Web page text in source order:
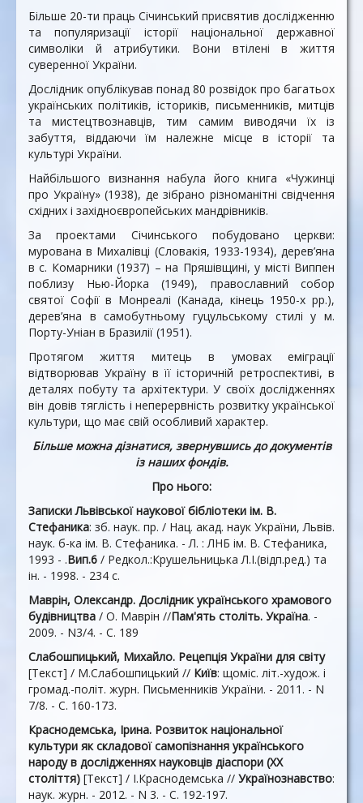
Більше 20-ти праць Січинський присвятив дослідженню
та популяризації історії національної державної
символіки й атрибутики. Вони втілені в життя
суверенної України.
Дослідник опублікував понад 80 розвідок про багатьох
українських політиків, істориків, письменників, митців
та мистецтвознавців, тим самим виводячи їх із
забуття, віддаючи їм належне місце в історії та
культурі України.
Найбільшого визнання набула його книга «Чужинці
про Україну» (1938), де зібрано різноманітні свідчення
східних і західноєвропейських мандрівників.
За проектами Січинського побудовано церкви:
мурована в Михалівці (Словакія, 1933-1934), дерев’яна
в с. Комарники (1937) – на Пряшівщині, у місті Виппен
поблизу Нью-Йорка (1949), православний собор
святої Софії в Монреалі (Канада, кінець 1950-х рр.),
дерев’яна в самобутньому гуцульському стилі у м.
Порту-Уніан в Бразилії (1951).
Протягом життя митець в умовах еміграції
відтворював Україну в її історичній ретроспективі, в
деталях побуту та архітектури. У своїх дослідженнях
він довів тяглість і неперервність розвитку української
культури, що має свій особливий характер.
Більше можна дізнатися, звернувшись до документів
із наших фондів.
Про нього:
Записки Львівської наукової бібліотеки ім. В.
Стефаника: зб. наук. пр. / Нац. акад. наук України, Львів.
наук. б-ка ім. В. Стефаника. - Л. : ЛНБ ім. В. Стефаника,
1993 - .Вип.6 / Редкол.:Крушельницька Л.I.(вiдп.ред.) та
iн. - 1998. - 234 c.
Маврін, Олександр. Дослідник українського храмового
будівництва / О. Маврін //Пам'ять століть. Україна. -
2009. - N3/4. - С. 189
Слабошпицький, Михайло. Рецепція України для світу
[Текст] / М.Слабошпицький // Київ: щоміс. літ.-худож. і
громад.-політ. журн. Письменників України. - 2011. - N
7/8. - С. 160-173.
Краснодемська, Ірина. Розвиток національної
культури як складової самопізнання українського
народу в дослідженнях науковців діаспори (XX
століття) [Текст] / І.Краснодемська // Українознавство:
наук. журн. - 2012. - N 3. - С. 192-197.